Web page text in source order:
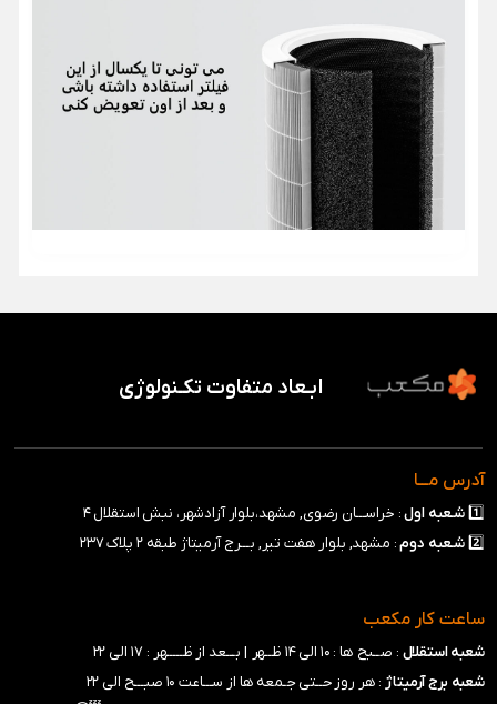
ابـعاد متفاوت تکـنولوژی
آدرس مـــا
1️⃣ شـعبه اول: خراســـان رضوی, مشهد،بلوار آزادشهر، نبش استقلال ۴
2️⃣ شـعبه دوم: مشهد, بلوار هفت تیر, بـــرج آرمیتاژ طبقه ۲ پلاک ۲۳۷
ساعت کار مکعب
شعبه استقلال : صــبح ها : ۱۰ الی ۱۴ ظــهر |
بـــعد از ظـــــهر : ۱۷ الی ۲۲
شعبه برج آرمیتاژ : هر روز حــتی جـمعه ها از ســـاعت ۱۰ صبـــح الی ۲۲